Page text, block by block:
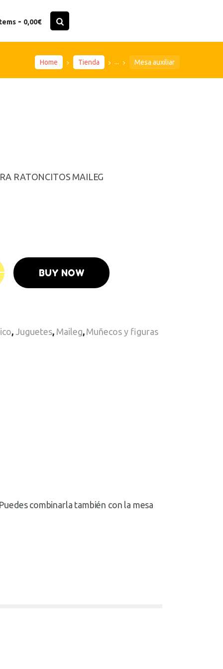
- 0,00€
Home Tienda ... Mesa auxiliar
RATONCITOS MAILEG
BUY NOW
, Juguetes, Maileg, Muñecos y figuras
combinarla también con la mesa